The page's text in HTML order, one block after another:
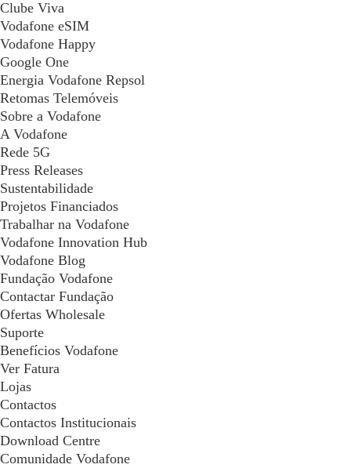
Clube Viva
Vodafone eSIM
Vodafone Happy
Google One
Energia Vodafone Repsol
Retomas Telemóveis
Sobre a Vodafone
A Vodafone
Rede 5G
Press Releases
Sustentabilidade
Projetos Financiados
Trabalhar na Vodafone
Vodafone Innovation Hub
Vodafone Blog
Fundação Vodafone
Contactar Fundação
Ofertas Wholesale
Suporte
Benefícios Vodafone
Ver Fatura
Lojas
Contactos
Contactos Institucionais
Download Centre
Comunidade Vodafone